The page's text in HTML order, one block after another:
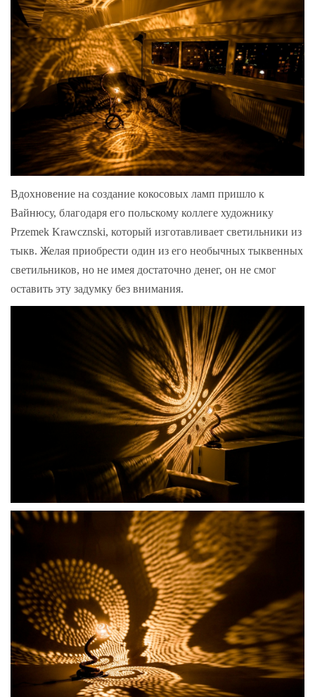
Вдохновение на создание кокосовых ламп пришло к
Вайнюсу, благодаря его польскому коллеге художнику
Przemek Krawcznski, который изготавливает светильники из
тыкв. Желая приобрести один из его необычных тыквенных
светильников, но не имея достаточно денег, он не смог
оставить эту задумку без внимания.